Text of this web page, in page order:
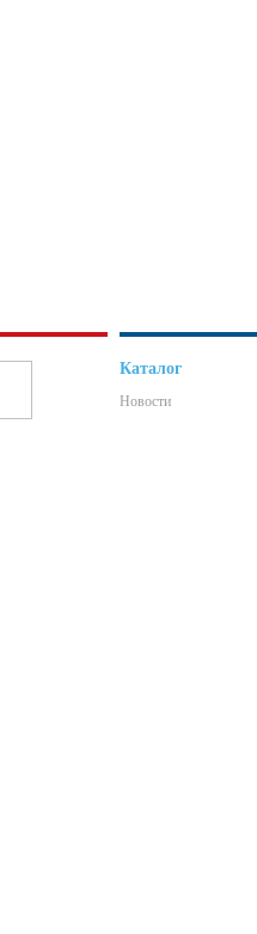
Каталог
Новости